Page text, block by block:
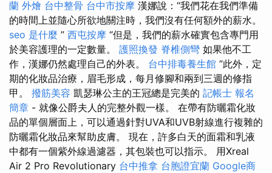
蘭 外燴 台中整骨 台中市按摩 漢娜說：“我們花在我們準備
的時間上並隨心所欲地關注時，我們沒有任何額外的薪水。
seo 是什麼 ” 西屯按摩 “但是，我們的薪水確實包含專門用
於美容護理的一定數量。 護照換發 脊椎側彎 如果他不工
作，漢娜仍然處理自己的外表。 台中排毒養生館 ”此外，定
期的化妝品治療，眉毛形成，每月修腳和兩到三週的修指
甲。 撥筋美容 凱瑟琳公主的王冠總是完美的 記帳士 報名
簡章 - 就像公爵夫人的完整外觀一樣。 在帶有防曬霜化妝
品的單個層面上，可以通過針對UVA和UVB射線進行複雜的
防曬霜化妝品來幫助皮膚。 現在，許多白天的面霜和乳液
中都有一個紫外線過濾器，其包裝也可以指示。 用Xreal
Air 2 Pro Revolutionary 台中推拿 台胞證宜蘭 Google商